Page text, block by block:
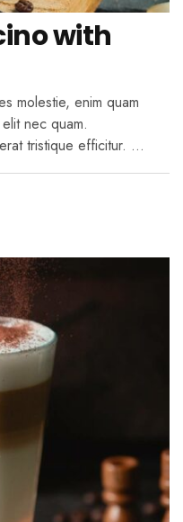
with
molestie, enim quam
nec quam.
tristique efficitur. …